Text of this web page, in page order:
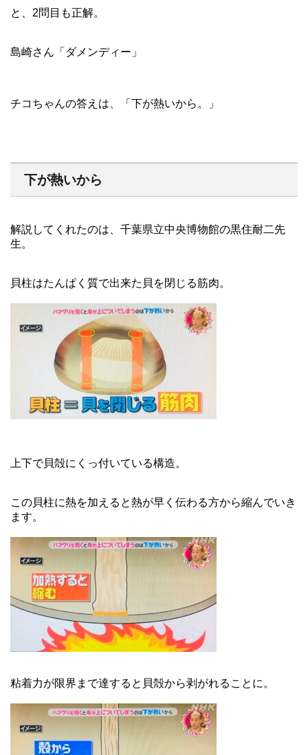
と、2問目も正解。
島崎さん「ダメンディー」
チコちゃんの答えは、「下が熱いから。」
下が熱いから
解説してくれたのは、千葉県立中央博物館の黒住耐二先
生。
貝柱はたんぱく質で出来た貝を閉じる筋肉。
上下で貝殻にくっ付いている構造。
この貝柱に熱を加えると熱が早く伝わる方から縮んでいき
ます。
粘着力が限界まで達すると貝殻から剥がれることに。